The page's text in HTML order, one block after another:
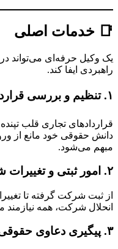
📑 خدمات اصلی
یک وکیل حرفه‌ای
راهبردی ایفا کند.
۱. تنظیم و بررسی قراردادها ✍️
قراردادهای تجاری قلب
دانش حقوقی خود مانع از
مبهم می‌شود.
۲. امور ثبتی و تغییرات شرکت 🏢
از ثبت شرکت گرفته تا
انحلال شرکت، همه
۳. پیگیری دعاوی حقوقی و کیفری ⚔️